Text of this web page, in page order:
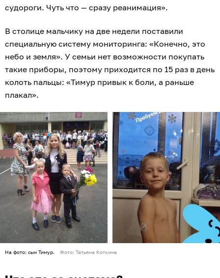
судороги. Чуть что — сразу реанимация».
В столице мальчику на две недели поставили
специальную систему мониторинга: «Конечно, это
небо и земля». У семьи нет возможности покупать
такие приборы, поэтому приходится по 15 раз в день
колоть пальцы: «Тимур привык к боли, а раньше
плакал».
На фото: сын Тимур. Фото: Татьяна Коткина